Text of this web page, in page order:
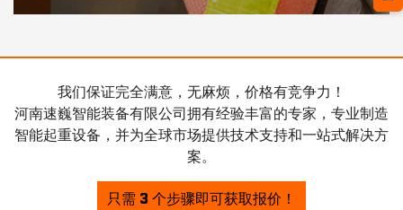
我们保证完全满意，无麻烦，价格有竞争力！
河南速巍智能装备有限公司拥有经验丰富的专家，专业制造
智能起重设备，并为全球市场提供技术支持和一站式解决方
案。
只需 3 个步骤即可获取报价！